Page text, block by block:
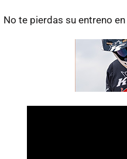
No te pierdas su entreno